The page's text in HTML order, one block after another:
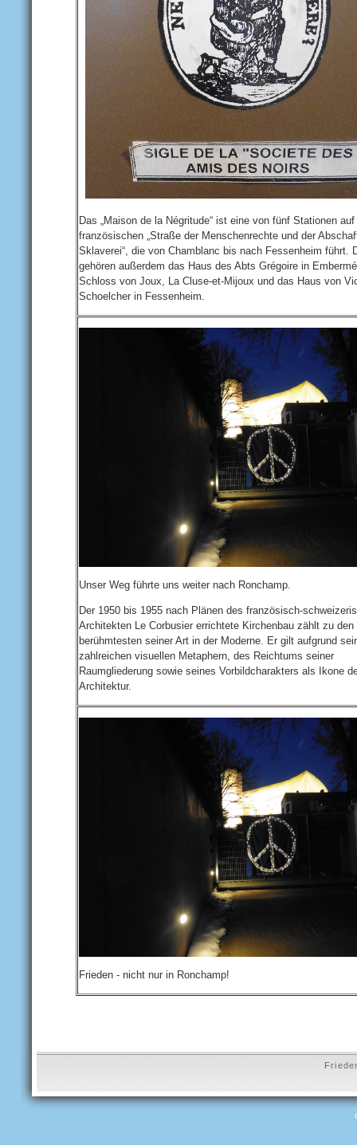
Das „Maison de la Négritude“ ist eine von fünf Stationen auf
französischen „Straße der Menschenrechte und der
Sklaverei“, die von Chamblanc bis nach Fessenheim führt.
gehören außerdem das Haus des Abts Grégoire in
Schloss von Joux, La Cluse-et-Mijoux und das Haus von
Schoelcher in Fessenheim.
Unser Weg führte uns weiter nach Ronchamp.
Der 1950 bis 1955 nach Plänen des französisch-
Architekten Le Corbusier errichtete Kirchenbau zählt zu den
berühmtesten seiner Art in der Moderne. Er gilt aufgrund
zahlreichen visuellen Metaphern, des Reichtums seiner
Raumgliederung sowie seines Vorbildcharakters als Ikone
Architektur.
Frieden - nicht nur in Ronchamp!